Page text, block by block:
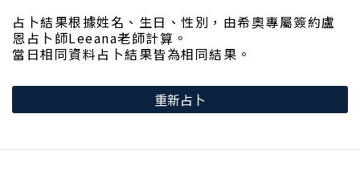
占卜結果根據姓名、生日、性別，由希奧專屬簽約盧
恩占卜師Leeana老師計算。
當日相同資料占卜結果皆為相同結果。
重新占卜